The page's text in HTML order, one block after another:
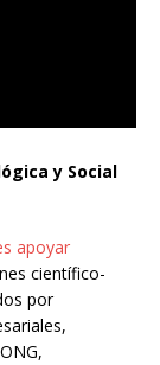
y Social
apoyar
científico-
por